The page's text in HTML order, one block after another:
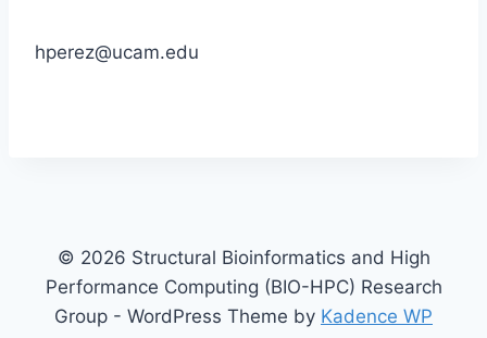
hperez@ucam.edu
© 2026 Structural Bioinformatics and High
Performance Computing (BIO-HPC) Research
Group - WordPress Theme by Kadence WP